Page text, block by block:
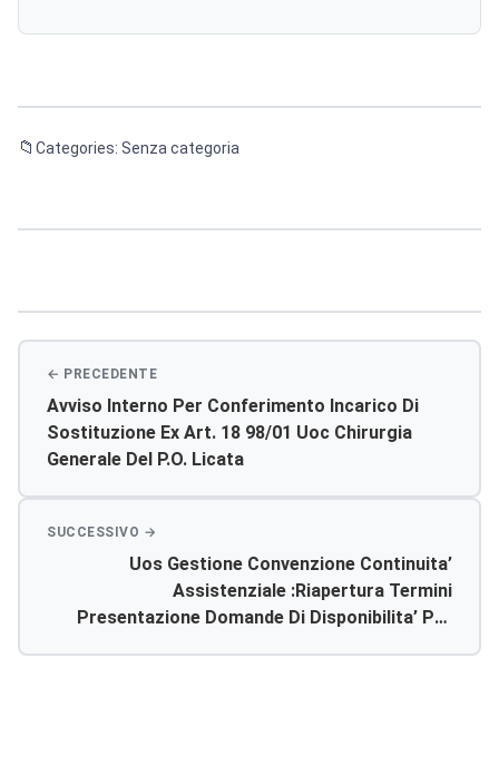
Categories: Senza categoria
Avviso Interno Per Conferimento Incarico Di
Sostituzione Ex Art. 18 98/01 Uoc Chirurgia
Generale Del P.o. Licata
Uos Gestione Convenzione Continuita’
Assistenziale :riapertura Termini
Presentazione Domande Di Disponibilita’ Per